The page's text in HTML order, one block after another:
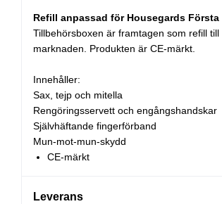
Refill anpassad för Housegards
Tillbehörsboxen är framtagen som refill
marknaden. Produkten är CE-märkt.
Innehåller:
Sax, tejp och mitella
Rengöringsservett och engångshandskar
Självhäftande fingerförband
Mun-mot-mun-skydd
CE-märkt
Leverans